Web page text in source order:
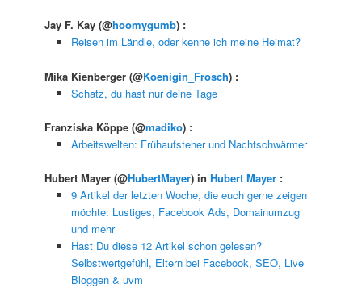
Jay F. Kay(@hoomygumb) :
Reisen im Ländle, oder kenne ich meine Heimat?
Mika Kienberger(@Koenigin_Frosch) :
Schatz, du hast nur deine Tage
Franziska Köppe(@madiko) :
Arbeitswelten: Frühaufsteher und Nachtschwärmer
Hubert Mayer(@HubertMayer) inHubert Mayer :
9 Artikel der letzten Woche, die euch gerne zeigen
möchte: Lustiges, Facebook Ads, Domainumzug
und mehr
Hast Du diese 12 Artikel schon gelesen?
Selbstwertgefühl, Eltern bei Facebook, SEO, Live
Bloggen & uvm